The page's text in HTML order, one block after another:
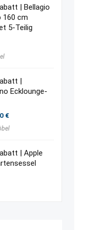
| Bellagio
160 cm
5-Teilig
|
Ecklounge-
€Aktueller
ist:
| Apple